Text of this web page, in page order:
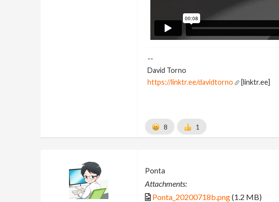
--
David Torno
https://linktr.ee/davidtorno
[linktr.ee]
8 1
Ponta
Attachments:
Ponta_20200718b.png(1.2 MB)